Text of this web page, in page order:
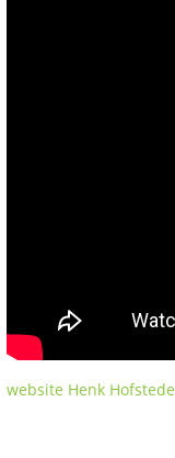
website Henk Hofstede